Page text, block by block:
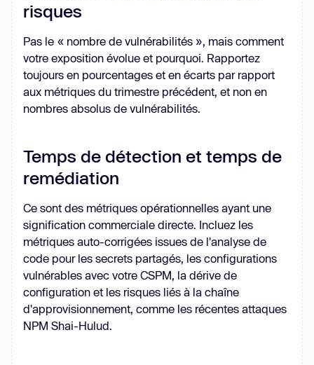
risques
Pas le « nombre de vulnérabilités », mais comment
votre exposition évolue et pourquoi. Rapportez
toujours en pourcentages et en écarts par rapport
aux métriques du trimestre précédent, et non en
nombres absolus de vulnérabilités.
Temps de détection et temps de
remédiation
Ce sont des métriques opérationnelles ayant une
signification commerciale directe. Incluez les
métriques auto-corrigées issues de l'analyse de
code pour les secrets partagés, les configurations
vulnérables avec votre CSPM, la dérive de
configuration et les risques liés à la chaîne
d'approvisionnement, comme les récentes attaques
NPM Shai-Hulud.